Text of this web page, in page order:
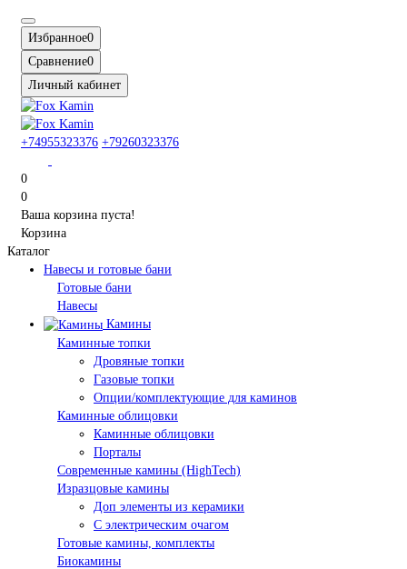
Избранное0
Сравнение0
Личный кабинет
+74955323376 +79260323376
0
0
Ваша корзина пуста!
Корзина
Каталог
Навесы и готовые бани
Готовые бани
Навесы
Камины
Каминные топки
Дровяные топки
Газовые топки
Опции/комплектующие для каминов
Каминные облицовки
Каминные облицовки
Порталы
Современные камины (HighTech)
Изразцовые камины
Доп элементы из керамики
С электрическим очагом
Готовые камины, комплекты
Биокамины